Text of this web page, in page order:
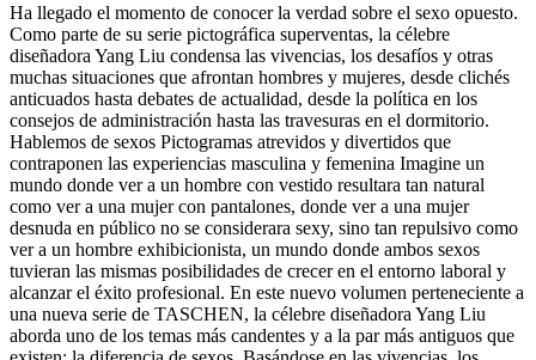
Ha llegado el momento de conocer la verdad sobre el sexo opuesto.
Como parte de su serie pictográfica superventas, la célebre
diseñadora Yang Liu condensa las vivencias, los desafíos y otras
muchas situaciones que afrontan hombres y mujeres, desde clichés
anticuados hasta debates de actualidad, desde la política en los
consejos de administración hasta las travesuras en el dormitorio.
Hablemos de sexos Pictogramas atrevidos y divertidos que
contraponen las experiencias masculina y femenina Imagine un
mundo donde ver a un hombre con vestido resultara tan natural
como ver a una mujer con pantalones, donde ver a una mujer
desnuda en público no se considerara sexy, sino tan repulsivo como
ver a un hombre exhibicionista, un mundo donde ambos sexos
tuvieran las mismas posibilidades de crecer en el entorno laboral y
alcanzar el éxito profesional. En este nuevo volumen perteneciente a
una nueva serie de TASCHEN, la célebre diseñadora Yang Liu
aborda uno de los temas más candentes y a la par más antiguos que